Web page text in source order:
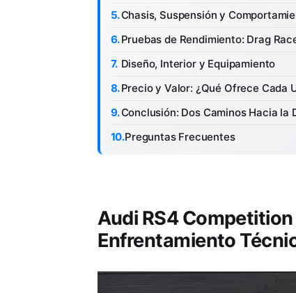
Chasis, Suspensión y
Pruebas de Rendimiento: Drag
Diseño, Interior y Equipamiento
Precio y Valor: ¿Qué Ofrece Cada
Conclusión: Dos Caminos Hacia la
Preguntas Frecuentes
Audi RS4
Enfrentamiento